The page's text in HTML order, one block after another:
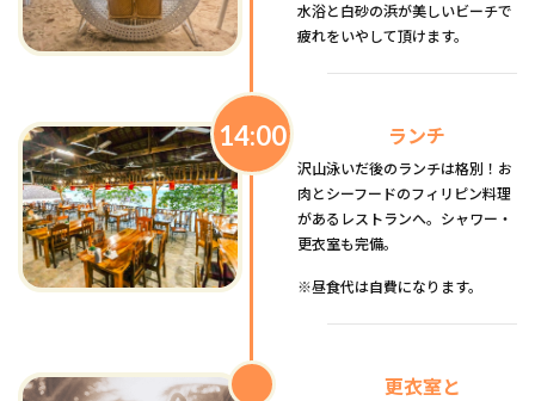
水浴と白砂の浜が美しいビーチで
疲れをいやして頂けます。
14:00 ランチ
沢山泳いだ後のランチは格別！お
肉とシーフードのフィリピン料理
があるレストランへ。シャワー・
更衣室も完備。
※昼食代は自費になります。
更衣室と